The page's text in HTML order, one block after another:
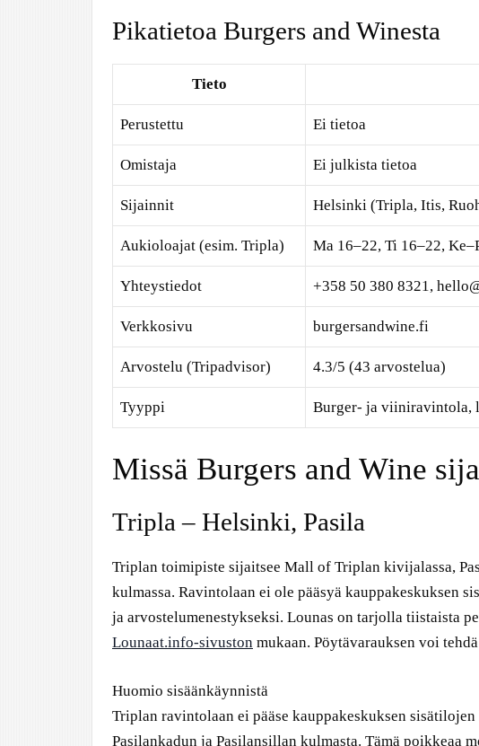
Pikatietoa Burgers and Winesta
Tieto
Perustettu Ei tietoa
Omistaja Ei julkista tietoa
Sijainnit Helsinki (Tripla, Itis,
Aukioloajat (esim. Tripla) Ma 16–22, Ti 16–22,
Yhteystiedot +358 50 380 8321,
Verkkosivu burgersandwine.fi
Arvostelu (Tripadvisor) 4.3/5 (43 arvostelua)
Tyyppi Burger- ja viiniravintola,
Missä Burgers and Wine
Tripla – Helsinki, Pasila
Triplan toimipiste sijaitsee Mall of Triplan kivijalassa,
kulmassa. Ravintolaan ei ole pääsyä kauppakeskuksen
ja arvostelumenestykseksi. Lounas on tarjolla tiistaista
Lounaat.info-sivuston mukaan. Pöytävarauksen voi tehdä
Huomio sisäänkäynnistä
Triplan ravintolaan ei pääse kauppakeskuksen
Pasilankadun ja Pasilansillan kulmasta. Tämä poikkeaa